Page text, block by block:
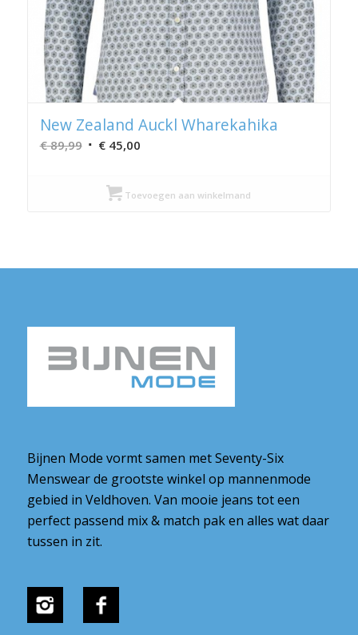
New Zealand Auckl Wharekahika
€89,99 Oorspronkelijke
was:
€ 89,99.
€45,00Huidige
€ 45,00.
Toevoegen aan winkelmand
Bijnen Mode vormt samen met Seventy-Six
Menswear de grootste winkel op mannenmode
gebied in Veldhoven. Van mooie jeans tot een
perfect passend mix & match pak en alles wat daar
tussen in zit.